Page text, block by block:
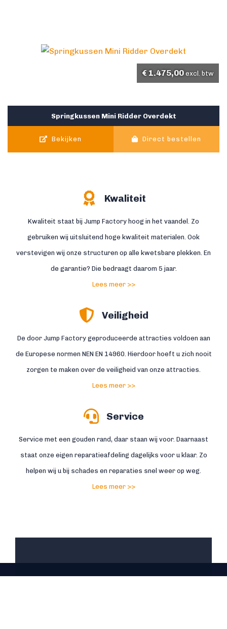
Springkussen Mini Ridder Overdekt
€ 1.475,00 excl. btw
Bekijken Direct bestellen
Kwaliteit
Kwaliteit staat bij Jump Factory hoog in het vaandel. Zo
gebruiken wij uitsluitend hoge kwaliteit materialen. Ook
verstevigen wij onze structuren op alle kwetsbare plekken. En
de garantie? Die bedraagt daarom 5 jaar.
Lees meer >>
Veiligheid
De door Jump Factory geproduceerde attracties voldoen aan
de Europese normen NEN EN 14960. Hierdoor hoeft u zich nooit
zorgen te maken over de veiligheid van onze attracties.
Lees meer >>
Service
Service met een gouden rand, daar staan wij voor. Daarnaast
staat onze eigen reparatieafdeling dagelijks voor u klaar. Zo
helpen wij u bij schades en reparaties snel weer op weg.
Lees meer >>